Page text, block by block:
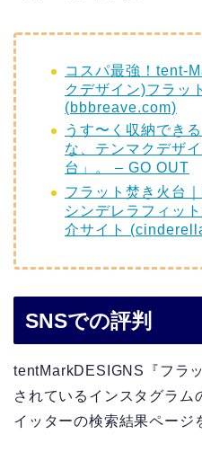
コスパ最強！tent-
クデザイン)フラッ
(bbbreave.com)
うす〜く収納でき
な、テンマクデザ
台」。 – GO OUT
フラット焚き火台
シンデレラフィッ
介サイト
SNSでの評判
tentMarkDESIGNS『フラ
されているインスタグラム
イッターの検索結果ページ